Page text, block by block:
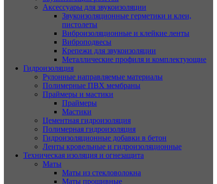
Аксессуары для звукоизоляции
Звукоизоляционные герметики и клеи,
пистолеты
Виброизоляционные и клейкие ленты
Виброподвесы
Крепежи для звукоизоляции
Металлические профиля и комплектующие
Гидроизоляция
Рулонные направляемые материалы
Полимерные ПВХ мембраны
Праймеры и мастики
Праймеры
Мастики
Цементная гидроизоляция
Полимерная гидроизоляция
Гидроизоляционные добавки в бетон
Ленты кровельные и гидроизоляционные
Техническая изоляция и огнезащита
Маты
Маты из стекловолокна
Маты прошивные